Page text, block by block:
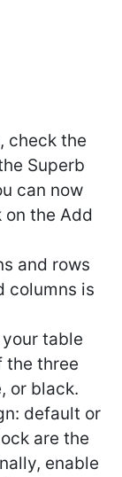
check the
Superb
can now
the Add
and rows
columns is
table
the three
or black.
default or
are the
enable